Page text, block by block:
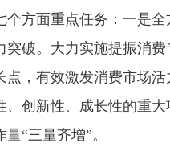
方面重点任务：一是全
突破。大力实施提振消
点，有效激发消费市场
创新性、成长性的重
“三量齐增”。